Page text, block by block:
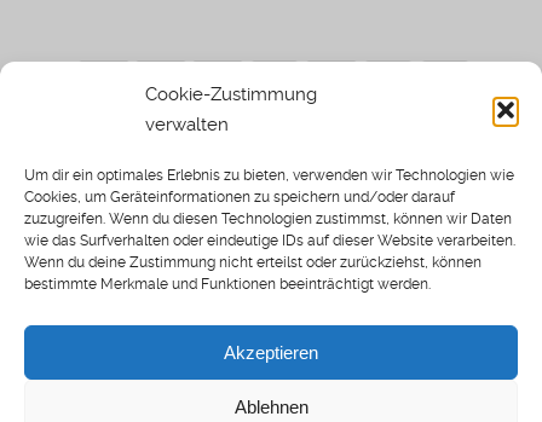
Cookie-Zustimmung
verwalten
Um dir ein optimales Erlebnis zu bieten, verwenden wir Technologien wie
Cookies, um Geräteinformationen zu speichern und/oder darauf
zuzugreifen. Wenn du diesen Technologien zustimmst, können wir Daten
wie das Surfverhalten oder eindeutige IDs auf dieser Website verarbeiten.
Wenn du deine Zustimmung nicht erteilst oder zurückziehst, können
bestimmte Merkmale und Funktionen beeinträchtigt werden.
Akzeptieren
Ablehnen
Spielwiese